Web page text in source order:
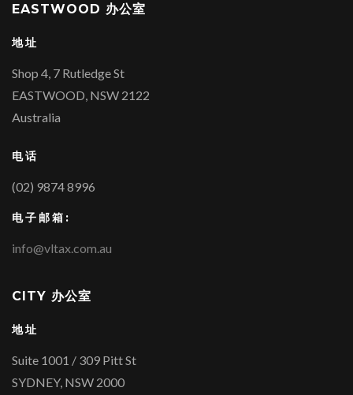
EASTWOOD 办公室
地址
Shop 4, 7 Rutledge St
EASTWOOD, NSW 2122
Australia
电话
(02) 9874 8996
电子邮箱:
info@vltax.com.au
CITY 办公室
地址
Suite 1001 / 309 Pitt St
SYDNEY, NSW 2000